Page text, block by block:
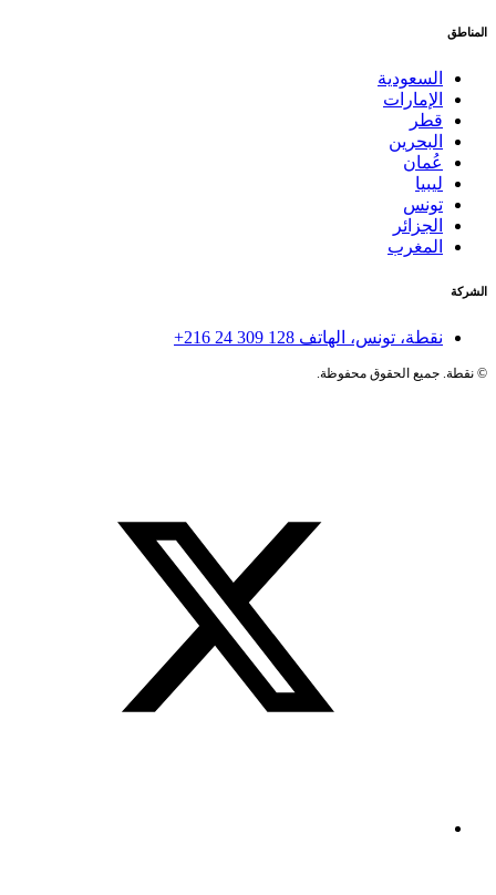
المناطق
السعودية
الإمارات
قطر
البحرين
عُمان
ليبيا
تونس
الجزائر
المغرب
الشركة
نقطة، تونس، الهاتف +216 24 309 128
©نقطة. جميع الحقوق محفوظة.